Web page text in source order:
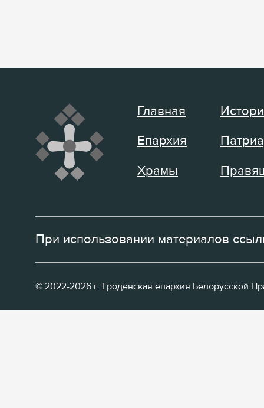
Главная
Епархия
Храмы
При использовании материалов
© 2022-2026 г. Гроденская епархия Белорусской